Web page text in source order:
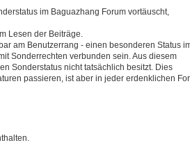
im Baguazhang Forum vortäuscht,
Lesen der Beiträge.
am Benutzerrang - einen besonderen Status
Sonderrechten verbunden sein. Aus diesem
Sonderstatus nicht tatsächlich besitzt. Dies
passieren, ist aber in jeder erdenklichen